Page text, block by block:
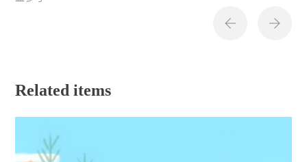
Related items